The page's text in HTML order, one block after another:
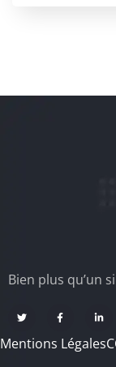
Bien plus qu’un
Mentions Légales